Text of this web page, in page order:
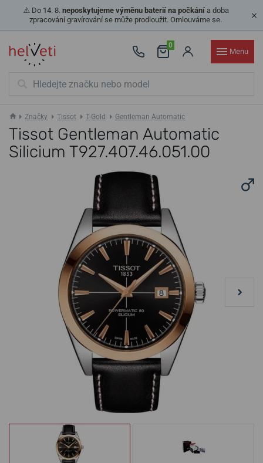
⚠️ Do 14. 8. neposkytujeme výměnu baterií na počkánía doba
zpracování gravírování se může prodloužit. Omlouváme se.
0
Menu
Značky Tissot T-Gold Gentleman Automatic
Tissot Gentleman Automatic
Silicium T927.407.46.051.00